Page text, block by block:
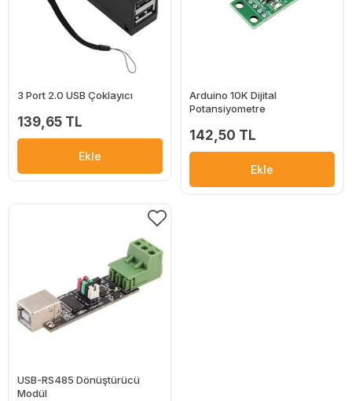
3 Port 2.0 USB Çoklayıcı
139,65 TL
Ekle
Arduino 10K Dijital
Potansiyometre
142,50 TL
Ekle
USB-RS485 Dönüştürücü
Modül